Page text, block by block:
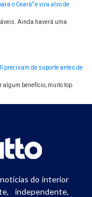
o Ceará” e vira alvo de
Ainda haverá uma
precisam de suporte antes de
algum benefício, muito top
do interior
independente,